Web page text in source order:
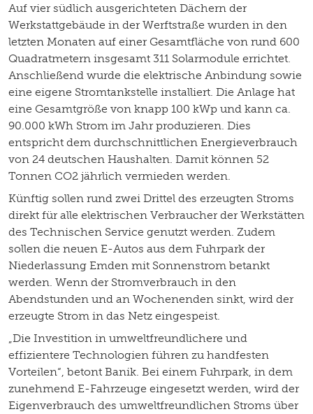
Auf vier südlich ausgerichteten Dächern der
Werkstattgebäude in der Werftstraße wurden in den
letzten Monaten auf einer Gesamtfläche von rund 600
Quadratmetern insgesamt 311 Solarmodule errichtet.
Anschließend wurde die elektrische Anbindung sowie
eine eigene Stromtankstelle installiert. Die Anlage hat
eine Gesamtgröße von knapp 100 kWp und kann ca.
90.000 kWh Strom im Jahr produzieren. Dies
entspricht dem durchschnittlichen Energieverbrauch
von 24 deutschen Haushalten. Damit können 52
Tonnen CO2 jährlich vermieden werden.
Künftig sollen rund zwei Drittel des erzeugten Stroms
direkt für alle elektrischen Verbraucher der Werkstätten
des Technischen Service genutzt werden. Zudem
sollen die neuen E-Autos aus dem Fuhrpark der
Niederlassung Emden mit Sonnenstrom betankt
werden. Wenn der Stromverbrauch in den
Abendstunden und an Wochenenden sinkt, wird der
erzeugte Strom in das Netz eingespeist.
„Die Investition in umweltfreundlichere und
effizientere Technologien führen zu handfesten
Vorteilen“, betont Banik. Bei einem Fuhrpark, in dem
zunehmend E-Fahrzeuge eingesetzt werden, wird der
Eigenverbrauch des umweltfreundlichen Stroms über